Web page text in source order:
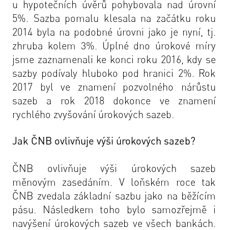
u hypotečních úvěrů pohybovala nad úrovní
5%. Sazba pomalu klesala na začátku roku
2014 byla na podobné úrovni jako je nyní, tj.
zhruba kolem 3%. Úplné dno úrokové míry
jsme zaznamenali ke konci roku 2016, kdy se
sazby podívaly hluboko pod hranici 2%. Rok
2017 byl ve znamení pozvolného nárůstu
sazeb a rok 2018 dokonce ve znamení
rychlého zvyšování úrokových sazeb.
Jak ČNB ovlivňuje výši úrokových sazeb?
ČNB ovlivňuje výši úrokových sazeb
měnovým zasedáním. V loňském roce tak
ČNB zvedala základní sazbu jako na běžícím
pásu. Následkem toho bylo samozřejmě i
navýšení úrokových sazeb ve všech bankách.